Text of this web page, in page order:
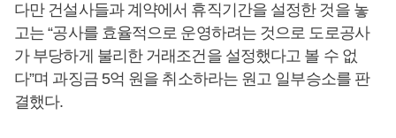
다만 건설사들과 계약에서 휴직기간을 설정한 것을 놓
고는 “공사를 효율적으로 운영하려는 것으로 도로공사
가 부당하게 불리한 거래조건을 설정했다고 볼 수 없
다”며 과징금 5억 원을 취소하라는 원고 일부승소를 판
결했다.